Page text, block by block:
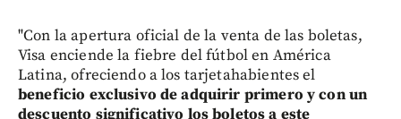
"Con la apertura oficial de la venta de las boletas,
Visa enciende la fiebre del fútbol en América
Latina, ofreciendo a los tarjetahabientes el
beneficio exclusivo de adquirir primero y con un
descuento significativo los boletos a este